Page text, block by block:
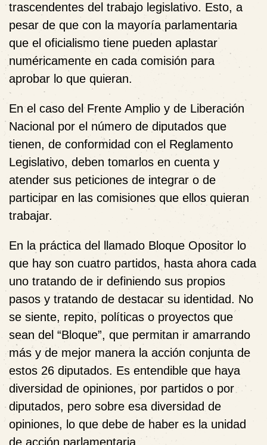
trascendentes del trabajo legislativo. Esto, a
pesar de que con la mayoría parlamentaria
que el oficialismo tiene pueden aplastar
numéricamente en cada comisión para
aprobar lo que quieran.
En el caso del Frente Amplio y de Liberación
Nacional por el número de diputados que
tienen, de conformidad con el Reglamento
Legislativo, deben tomarlos en cuenta y
atender sus peticiones de integrar o de
participar en las comisiones que ellos quieran
trabajar.
En la práctica del llamado Bloque Opositor lo
que hay son cuatro partidos, hasta ahora cada
uno tratando de ir definiendo sus propios
pasos y tratando de destacar su identidad. No
se siente, repito, políticas o proyectos que
sean del “Bloque”, que permitan ir amarrando
más y de mejor manera la acción conjunta de
estos 26 diputados. Es entendible que haya
diversidad de opiniones, por partidos o por
diputados, pero sobre esa diversidad de
opiniones, lo que debe de haber es la unidad
de acción parlamentaria.